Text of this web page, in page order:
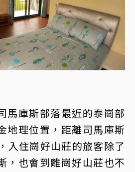
馬庫斯部落最近的泰崗部
地理位置，距離司馬庫斯
入住崗好山莊的旅客除了
，也會到離崗好山莊也不